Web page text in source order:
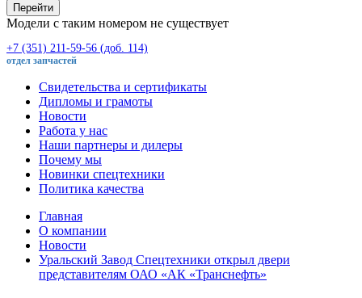
Перейти
Модели с таким номером не существует
+7 (351) 211-59-56 (доб. 114)
отдел запчастей
Свидетельства и сертификаты
Дипломы и грамоты
Новости
Работа у нас
Наши партнеры и дилеры
Почему мы
Новинки спецтехники
Политика качества
Главная
О компании
Новости
Уральский Завод Спецтехники открыл двери
представителям ОАО «АК «Транснефть»